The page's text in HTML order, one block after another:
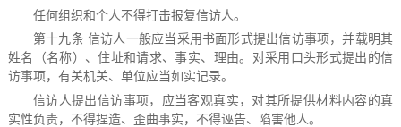
任何组织和个人不得打击报复信访人。
第十九条 信访人一般应当采用书面形式提出信访事项，并载明其
姓名（名称）、住址和请求、事实、理由。对采用口头形式提出的信
访事项，有关机关、单位应当如实记录。
信访人提出信访事项，应当客观真实，对其所提供材料内容的真
实性负责，不得捏造、歪曲事实，不得诬告、陷害他人。